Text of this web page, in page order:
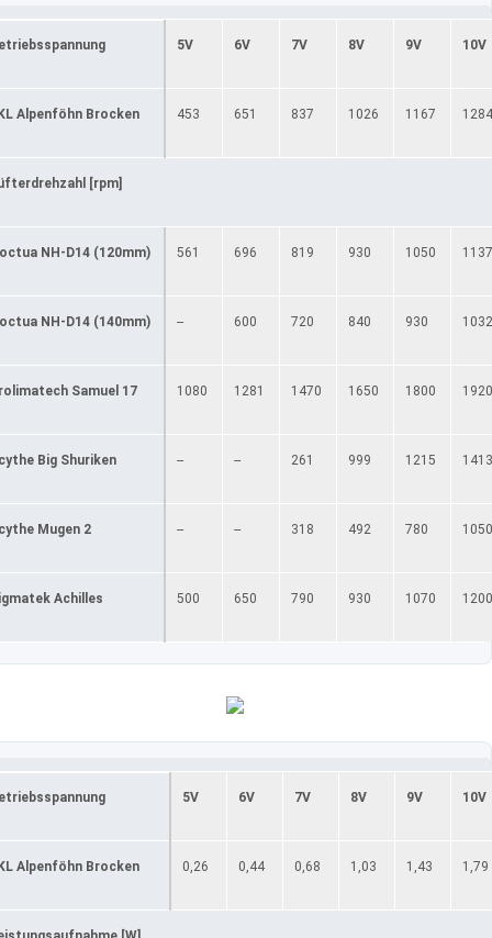
5V 6V 7V 8V 9V 10V
Alpenföhn Brocken 453 651 837 1026 1167 1284
[rpm]
NH-D14 (120mm) 561 696 819 930 1050 1137
NH-D14 (140mm) -- 600 720 840 930 1032
Samuel 17 1080 1281 1470 1650 1800 1920
Big Shuriken -- -- 261 999 1215 1413
Mugen 2 -- -- 318 492 780 1050
Achilles 500 650 790 930 1070 1200
5V 6V 7V 8V 9V 10V
Alpenföhn Brocken 0,26 0,44 0,68 1,03 1,43 1,79